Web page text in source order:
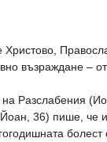
възраждане –
Разслабения
36) пише, че